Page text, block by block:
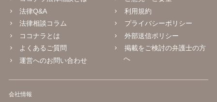
法律Q&A
法律相談コラム
ココナラとは
よくあるご質問
運営へのお問い合わせ
利用規約
プライバシーポリシー
外部送信ポリシー
掲載をご検討の弁護士の方
へ
会社情報